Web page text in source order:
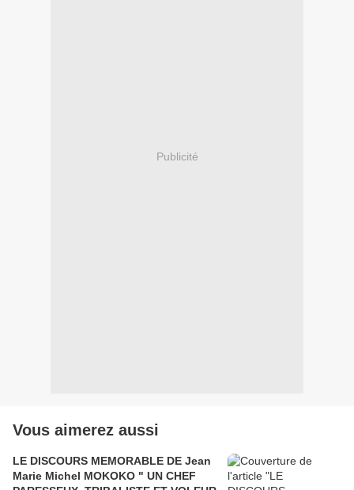
Publicité
Vous aimerez aussi
LE DISCOURS MEMORABLE DE Jean
Marie Michel MOKOKO " UN CHEF